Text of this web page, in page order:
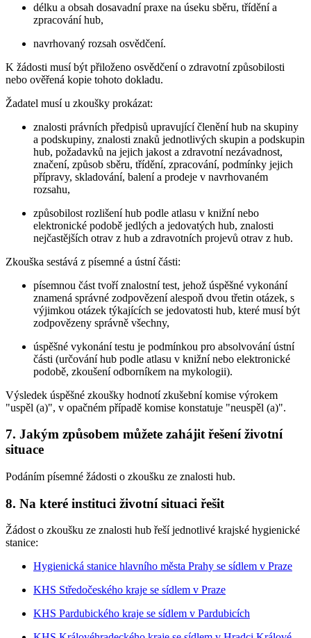
délku a obsah dosavadní praxe na úseku sběru, třídění a
zpracování hub,
navrhovaný rozsah osvědčení.
K žádosti musí být přiloženo osvědčení o zdravotní způsobilosti
nebo ověřená kopie tohoto dokladu.
Žadatel musí u zkoušky prokázat:
znalosti právních předpisů upravující členění hub na skupiny
a podskupiny, znalosti znaků jednotlivých skupin a podskupin
hub, požadavků na jejich jakost a zdravotní nezávadnost,
značení, způsob sběru, třídění, zpracování, podmínky jejich
přípravy, skladování, balení a prodeje v navrhovaném
rozsahu,
způsobilost rozlišení hub podle atlasu v knižní nebo
elektronické podobě jedlých a jedovatých hub, znalosti
nejčastějších otrav z hub a zdravotních projevů otrav z hub.
Zkouška sestává z písemné a ústní části:
písemnou část tvoří znalostní test, jehož úspěšné vykonání
znamená správné zodpovězení alespoň dvou třetin otázek, s
výjimkou otázek týkajících se jedovatosti hub, které musí být
zodpovězeny správně všechny,
úspěšné vykonání testu je podmínkou pro absolvování ústní
části (určování hub podle atlasu v knižní nebo elektronické
podobě, zkoušení odborníkem na mykologii).
Výsledek úspěšné zkoušky hodnotí zkušební komise výrokem
"uspěl (a)", v opačném případě komise konstatuje "neuspěl (a)".
7. Jakým způsobem můžete zahájit řešení životní
situace
Podáním písemné žádosti o zkoušku ze znalosti hub.
8. Na které instituci životní situaci řešit
Žádost o zkoušku ze znalosti hub řeší jednotlivé krajské hygienické
stanice:
Hygienická stanice hlavního města Prahy se sídlem v Praze
KHS Středočeského kraje se sídlem v Praze
KHS Pardubického kraje se sídlem v Pardubicích